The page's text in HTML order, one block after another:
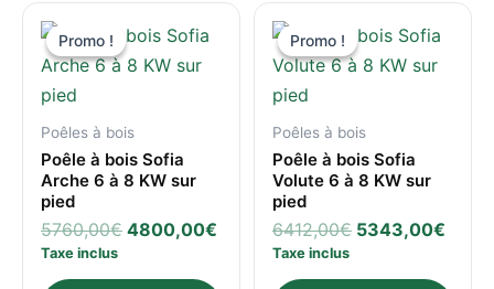
Promo !
Promo !
Poêles à bois
Poêle à bois Sofia
Arche 6 à 8 KW sur
pied
5760,00€
prix
initial
était :
4800,00€
Le
4800,00€.
Taxe inclus
Promo !
Promo !
Poêles à bois
Poêle à bois Sofia
Volute 6 à 8 KW sur
pied
6412,00€
prix
initial
était :
5343,00€
Le
Taxe inclus